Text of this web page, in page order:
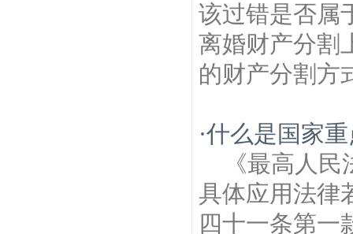
该过错是否属
离婚财产分割
的财产分割方
·什么是国家
《最高人
具体应用法律
四十一条第一